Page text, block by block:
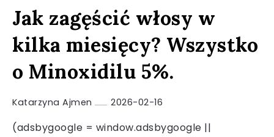
Jak zagęścić włosy w
kilka miesięcy? Wszystko
o Minoxidilu 5%.
Katarzyna Ajmen 2026-02-16
(adsbygoogle = window.adsbygoogle ||